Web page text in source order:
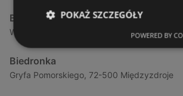
Biedronka
Wojska Polskiego 16a, 72-600 Świnoujście
Biedronka
Gryfa Pomorskiego, 72-500 Międzyzdroje
POKAŻ SZCZEGÓŁY
POWERED BY